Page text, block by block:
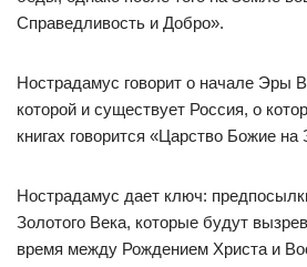
Справедливость и Добро».
Нострадамус говорит о начале Эры
которой и существует Россия, о
книгах говорится «Царство Божие на
Нострадамус дает ключ:
Золотого Века, которые будут
время между Рождением Христа и